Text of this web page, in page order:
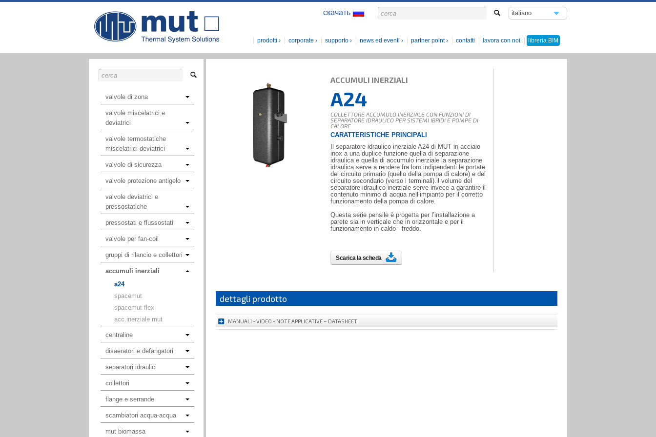
скачать
italiano
prodotti corporate supporto news ed eventi partner point contatti lavora con noi libreria BIM
ACCUMULI INERZIALI
A24
COLLETTORE ACCUMULO INERZIALE CON FUNZIONI DI
SEPARATORE IDRAULICO PER SISTEMI IBRIDI E POMPE DI
CALORE
CARATTERISTICHE PRINCIPALI
Il separatore idraulico inerziale A24 di MUT in acciaio
inox a una duplice funzione quella di separazione
idraulica e quella di accumulo inerziale la separazione
idraulica serve a rendere fra loro indipendenti le portate
del circuito primario (quello della pompa di calore) e del
circuito secondario (verso i terminali).il volume del
separatore idraulico inerziale serve invece a garantire il
contenuto minimo di acqua nell’impianto per il corretto
funzionamento della pompa di calore.
Questa serie pensile è progetta per l’installazione a
parete sia in verticale che in orizzontale e per il
funzionamento in caldo - freddo.
Scarica la scheda
dettagli prodotto
MANUALI - VIDEO - NOTE APPLICATIVE – DATASHEET
valvole di zona
valvole miscelatrici e
deviatrici
valvole termostatiche
miscelatrici deviatrici
valvole di sicurezza
valvole protezione antigelo
valvole deviatrici e
pressostatiche
pressostati e flussostati
valvole per fan-coil
gruppi di rilancio e collettori
accumuli inerziali
a24
spacemut
spacemut flex
acc.inerziale mut
centraline
disaeratori e defangatori
separatori idraulici
collettori
flange e serrande
scambiatori acqua-acqua
mut biomassa